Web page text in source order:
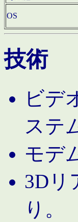
OS
技術
ビデ
ステ
モデ
3Dリ
り。